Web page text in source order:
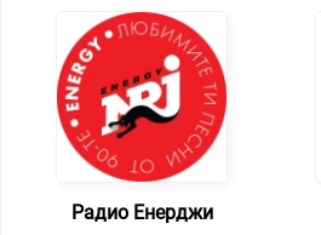
Радио Енерджи